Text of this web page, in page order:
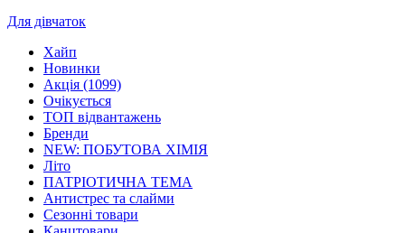
Для дівчаток
Хайп
Новинки
Акція (1099)
Очікується
ТОП відвантажень
Бренди
NEW: ПОБУТОВА ХІМІЯ
Літо
ПАТРІОТИЧНА ТЕМА
Антистрес та слайми
Сезонні товари